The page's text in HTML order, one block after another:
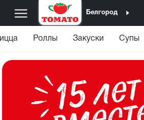
Белгород
Роллы Закуски Супы